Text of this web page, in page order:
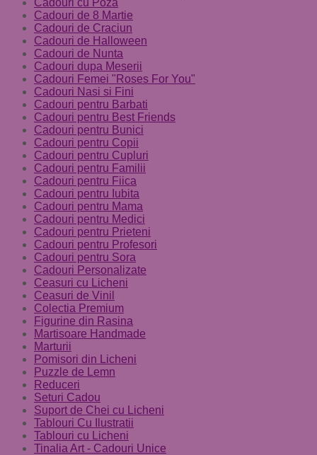
Cadouri de 8 Martie
Cadouri de Craciun
Cadouri de Halloween
Cadouri de Nunta
Cadouri dupa Meserii
Cadouri Femei "Roses For You"
Cadouri Nasi si Fini
Cadouri pentru Barbati
Cadouri pentru Best Friends
Cadouri pentru Bunici
Cadouri pentru Copii
Cadouri pentru Cupluri
Cadouri pentru Familii
Cadouri pentru Fiica
Cadouri pentru Iubita
Cadouri pentru Mama
Cadouri pentru Medici
Cadouri pentru Prieteni
Cadouri pentru Profesori
Cadouri pentru Sora
Cadouri Personalizate
Ceasuri cu Licheni
Ceasuri de Vinil
Colectia Premium
Figurine din Rasina
Martisoare Handmade
Marturii
Pomisori din Licheni
Puzzle de Lemn
Reduceri
Seturi Cadou
Suport de Chei cu Licheni
Tablouri Cu Ilustratii
Tablouri cu Licheni
Tinalia Art - Cadouri Unice